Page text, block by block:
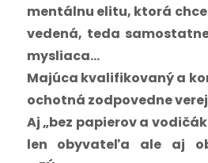
mentálnu elitu, ktorá
vedená, teda
mysliaca…
Majúca kvalifikovaný a
ochotná zodpovedne
Aj „bez papierov a
len obyvateľa ale aj